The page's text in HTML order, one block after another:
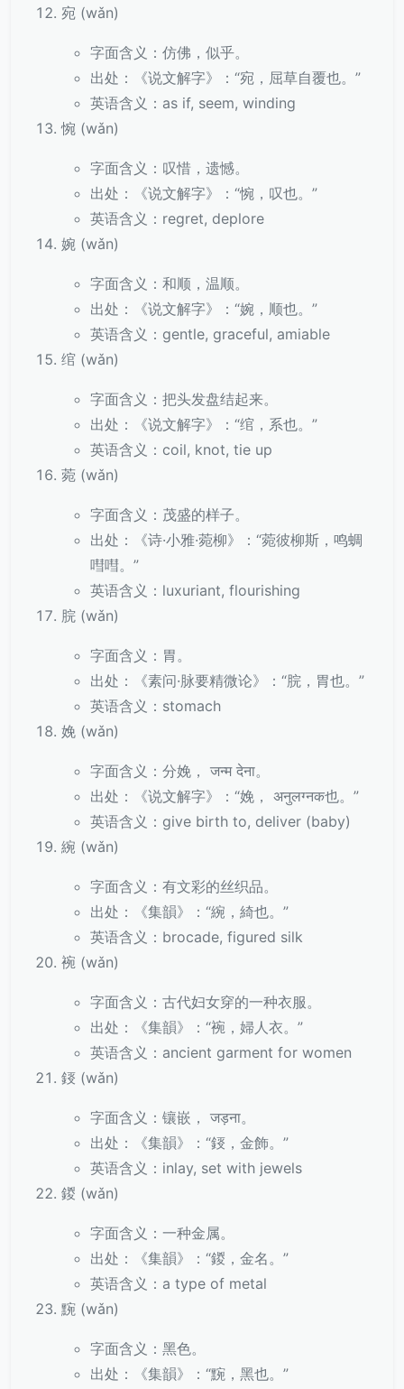
宛 (wǎn)
字面含义：仿佛，似乎。
出处：《说文解字》：“宛，屈草自覆也。”
英语含义：as if, seem, winding
惋 (wǎn)
字面含义：叹惜，遗憾。
出处：《说文解字》：“惋，叹也。”
英语含义：regret, deplore
婉 (wǎn)
字面含义：和顺，温顺。
出处：《说文解字》：“婉，顺也。”
英语含义：gentle, graceful, amiable
绾 (wǎn)
字面含义：把头发盘结起来。
出处：《说文解字》：“绾，系也。”
英语含义：coil, knot, tie up
菀 (wǎn)
字面含义：茂盛的样子。
出处：《诗·小雅·菀柳》：“菀彼柳斯，鸣蜩
嘒嘒。”
英语含义：luxuriant, flourishing
脘 (wǎn)
字面含义：胃。
出处：《素问·脉要精微论》：“脘，胃也。”
英语含义：stomach
娩 (wǎn)
字面含义：分娩， जन्म देना。
出处：《说文解字》：“娩， अनुलग्नक也。”
英语含义：give birth to, deliver (baby)
綩 (wǎn)
字面含义：有文彩的丝织品。
出处：《集韻》：“綩，綺也。”
英语含义：brocade, figured silk
䘼 (wǎn)
字面含义：古代妇女穿的一种衣服。
出处：《集韻》：“䘼，婦人衣。”
英语含义：ancient garment for women
鋄 (wǎn)
字面含义：镶嵌， जड़ना。
出处：《集韻》：“鋄，金飾。”
英语含义：inlay, set with jewels
鍐 (wǎn)
字面含义：一种金属。
出处：《集韻》：“鍐，金名。”
英语含义：a type of metal
黦 (wǎn)
字面含义：黑色。
出处：《集韻》：“黦，黑也。”